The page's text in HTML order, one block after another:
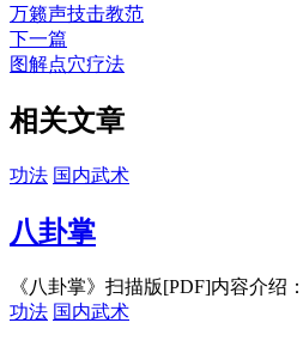
万籁声技击教范
下一篇
图解点穴疗法
相关文章
功法 国内武术
八卦掌
《八卦掌》扫描版[PDF]内容介绍
功法 国内武术